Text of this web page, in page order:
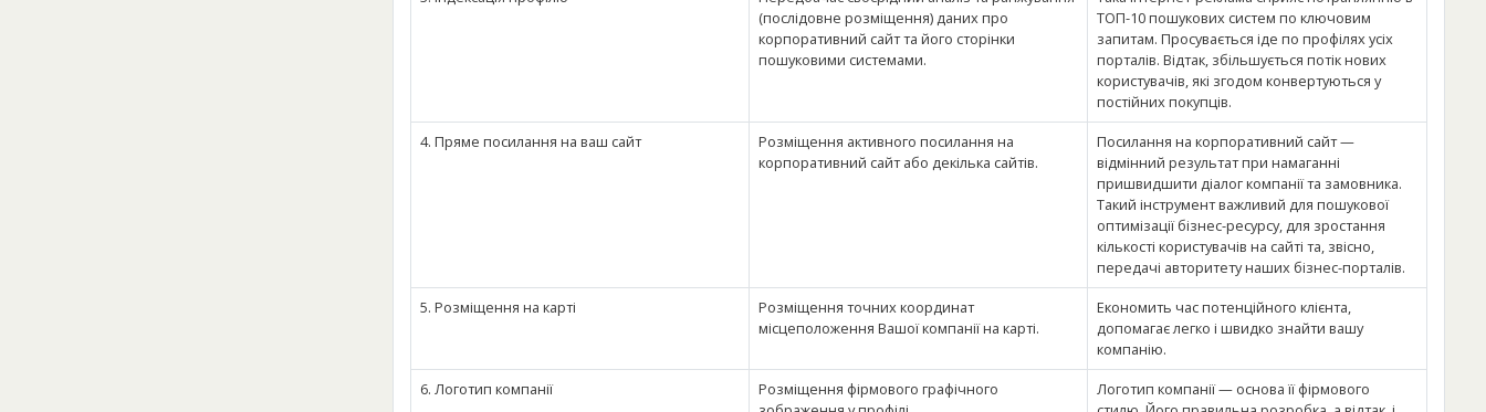
(послідовне розміщення) даних про
корпоративний сайт та його сторінки
пошуковими системами.
ТОП-10 пошукових систем по ключовим
запитам. Просувається іде по профілях усіх
порталів. Відтак, збільшується потік нових
користувачів, які згодом конвертуються у
постійних покупців.
4. Пряме посилання на ваш сайт
Розміщення активного посилання на
корпоративний сайт або декілька сайтів.
Посилання на корпоративний сайт —
відмінний результат при намаганні
пришвидшити діалог компанії та замовника.
Такий інструмент важливий для пошукової
оптимізації бізнес-ресурсу, для зростання
кількості користувачів на сайті та, звісно,
передачі авторитету наших бізнес-порталів.
5. Розміщення на карті
Розміщення точних координат
місцеположення Вашої компанії на карті.
Економить час потенційного клієнта,
допомагає легко і швидко знайти вашу
компанію.
6. Логотип компанії
Розміщення фірмового графічного
Логотип компанії — основа її фірмового